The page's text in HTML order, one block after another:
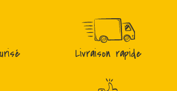
Livraison rapide